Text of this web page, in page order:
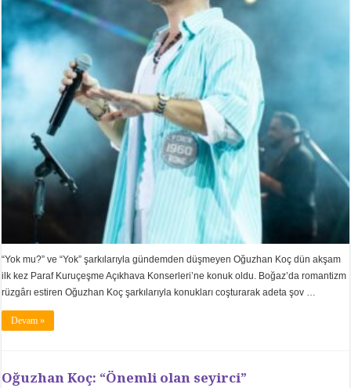
“Yok mu?” ve “Yok” şarkılarıyla gündemden düşmeyen Oğuzhan Koç dün akşam
ilk kez Paraf Kuruçeşme Açıkhava Konserleri’ne konuk oldu. Boğaz’da romantizm
rüzgârı estiren Oğuzhan Koç şarkılarıyla konukları coşturarak adeta şov …
Devam »
Oğuzhan Koç: “Önemli olan seyirci”